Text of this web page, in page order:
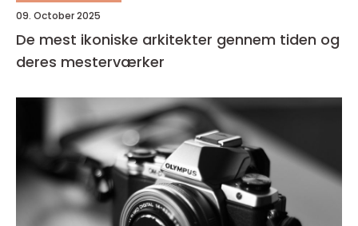
09. October 2025
De mest ikoniske arkitekter gennem tiden og
deres mesterværker